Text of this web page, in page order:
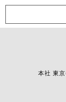
本社 東